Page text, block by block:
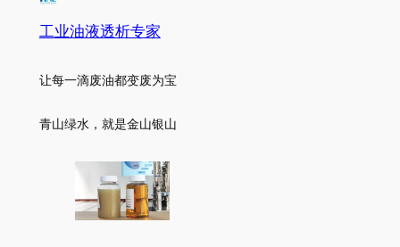
工业油液透析专家
让每一滴废油都变废为宝
青山绿水，就是金山银山